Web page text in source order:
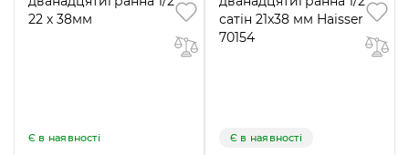
Є в наявності Є в наявності